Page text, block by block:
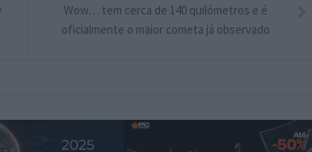
Wow… tem cerca de 140 quilómetros e é
oficialmente o maior cometa já observado